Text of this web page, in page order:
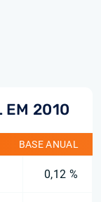
EM 2010
BASE ANUAL
0,12 %